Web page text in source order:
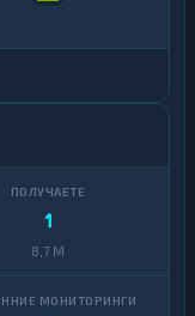
1
8,7 M